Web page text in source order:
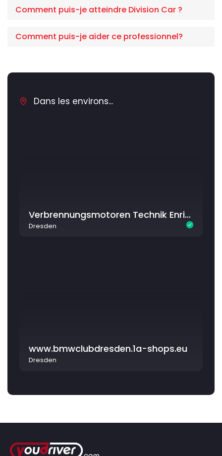
Comment puis-je atteindre Division Car ?
Comment puis-je aider ce professionnel?
Dans les environs...
Verbrennungsmotoren Technik Enrico Kriegel
Dresden
www.bmwclubdresden.1a-shops.eu
Dresden